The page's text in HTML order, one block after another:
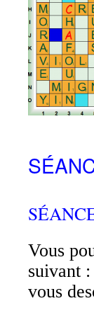
Vous
suivant :
vous